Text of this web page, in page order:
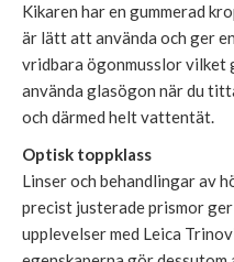
Kikaren har en gummerad
är lätt att använda och ger
vridbara ögonmusslor
använda glasögon när du
och därmed helt vattentät.
Optisk toppklass
Linser och behandlingar av
precist justerade prismor
upplevelser med Leica